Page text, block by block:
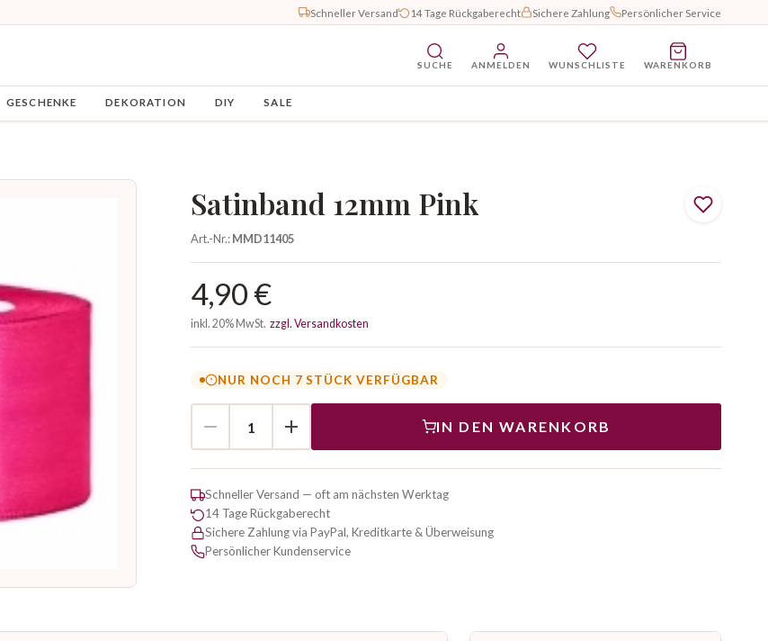
Schneller Versand 14 Tage Rückgaberecht Sichere Zahlung Persönlicher Service
SUCHE ANMELDEN WUNSCHLISTE WARENKORB
GESCHENKE DEKORATION DIY SALE
Satinband 12mm Pink
Art.-Nr.:MMD11405
4,90 €
inkl. 20% MwSt. zzgl. Versandkosten
NUR NOCH 7 STÜCK VERFÜGBAR
IN DEN WARENKORB
Schneller Versand — oft am nächsten Werktag
14 Tage Rückgaberecht
Sichere Zahlung via PayPal, Kreditkarte & Überweisung
Persönlicher Kundenservice